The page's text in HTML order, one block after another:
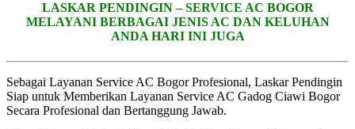
LASKAR PENDINGIN – SERVICE AC BOGOR
MELAYANI BERBAGAI JENIS AC DAN KELUHAN
ANDA HARI INI JUGA
Sebagai Layanan Service AC Bogor Profesional, Laskar Pendingin
Siap untuk Memberikan Layanan Service AC Gadog Ciawi Bogor
Secara Profesional dan Bertanggung Jawab.